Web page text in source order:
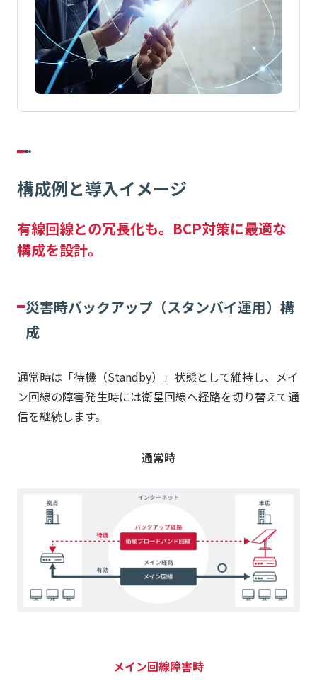
構成例と導入イメージ
有線回線との冗長化も。BCP対策に最適な
構成を設計。
災害時バックアップ（スタンバイ運用）構
成
通常時は「待機（Standby）」状態として維持し、メイ
ン回線の障害発生時には衛星回線へ経路を切り替えて通
信を継続します。
通常時
メイン回線障害時